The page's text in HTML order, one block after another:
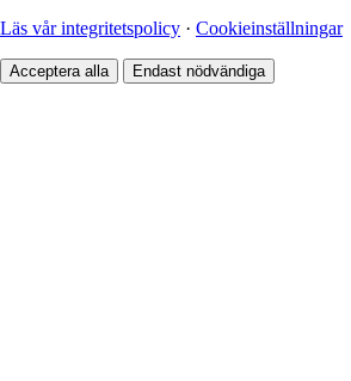
Läs vår integritetspolicy · Cookieinställningar
Acceptera alla Endast nödvändiga